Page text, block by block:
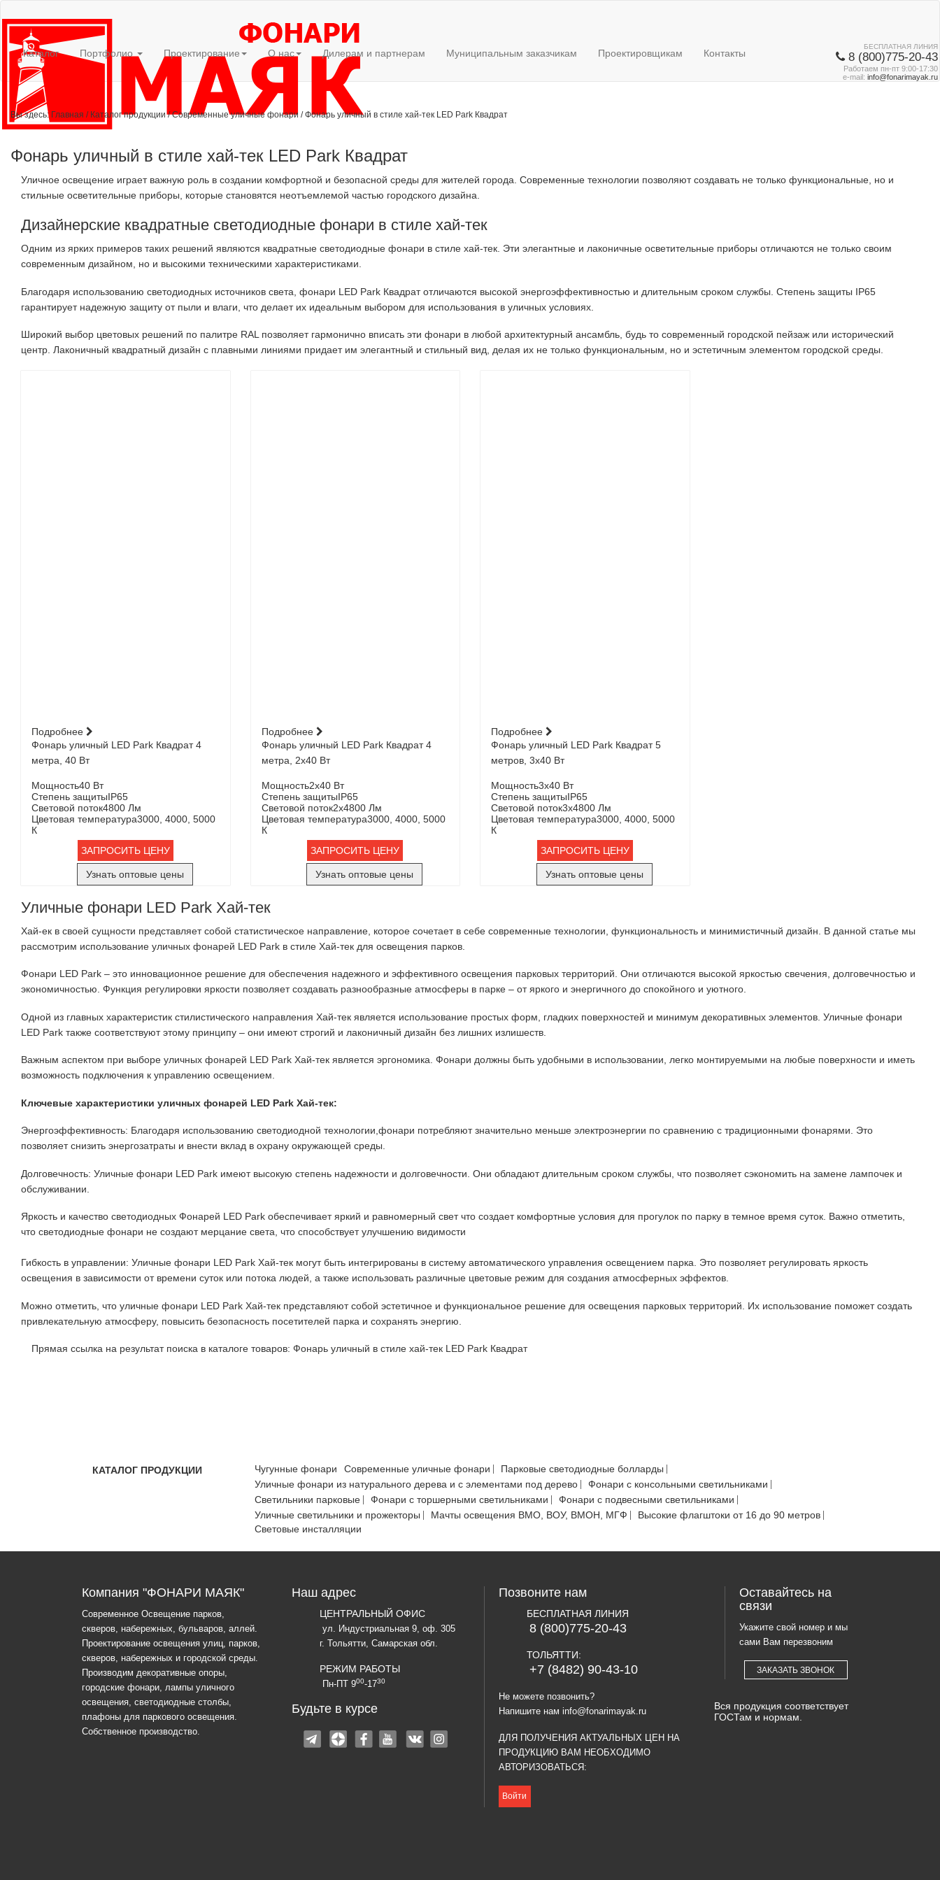
Каталог Портфолио Проектирование О нас Дилерам и партнерам Муниципальным заказчикам Проектировщикам Контакты
БЕСПЛАТНАЯ ЛИНИЯ
8 (800)775-20-43
Работаем пн-пт 9:00-17:30
e-mail: info@fonarimayak.ru
Вы здесь: Главная / Каталог продукции/Современные уличные фонари /Фонарь уличный в стиле хай-тек LED Park Квадрат
Фонарь уличный в стиле хай-тек LED Park Квадрат
Уличное освещение играет важную роль в создании комфортной и безопасной среды для жителей города. Современные технологии позволяют создавать не только функциональные, но и
стильные осветительные приборы, которые становятся неотъемлемой частью городского дизайна.
Дизайнерские квадратные светодиодные фонари в стиле хай-тек
Одним из ярких примеров таких решений являются квадратные светодиодные фонари в стиле хай-тек. Эти элегантные и лаконичные осветительные приборы отличаются не только своим
современным дизайном, но и высокими техническими характеристиками.
Благодаря использованию светодиодных источников света, фонари LED Park Квадрат отличаются высокой энергоэффективностью и длительным сроком службы. Степень защиты IP65
гарантирует надежную защиту от пыли и влаги, что делает их идеальным выбором для использования в уличных условиях.
Широкий выбор цветовых решений по палитре RAL позволяет гармонично вписать эти фонари в любой архитектурный ансамбль, будь то современный городской пейзаж или исторический
центр. Лаконичный квадратный дизайн с плавными линиями придает им элегантный и стильный вид, делая их не только функциональным, но и эстетичным элементом городской среды.
Подробнее
Фонарь уличный LED Park Квадрат 4
метра, 40 Вт
Мощность40 Вт
Степень защитыIP65
Световой поток4800 Лм
Цветовая температура3000, 4000, 5000
К
ЗАПРОСИТЬ ЦЕНУ
Узнать оптовые цены
Подробнее
Фонарь уличный LED Park Квадрат 4
метра, 2х40 Вт
Мощность2x40 Вт
Степень защитыIP65
Световой поток2х4800 Лм
Цветовая температура3000, 4000, 5000
К
ЗАПРОСИТЬ ЦЕНУ
Узнать оптовые цены
Подробнее
Фонарь уличный LED Park Квадрат 5
метров, 3х40 Вт
Мощность3x40 Вт
Степень защитыIP65
Световой поток3х4800 Лм
Цветовая температура3000, 4000, 5000
К
ЗАПРОСИТЬ ЦЕНУ
Узнать оптовые цены
Уличные фонари LED Park Хай-тек
Хай-ек в своей сущности представляет собой статистическое направление, которое сочетает в себе современные технологии, функциональность и минимистичный дизайн. В данной статье мы
рассмотрим использование уличных фонарей LED Park в стиле Хай-тек для освещения парков.
Фонари LED Park – это инновационное решение для обеспечения надежного и эффективного освещения парковых территорий. Они отличаются высокой яркостью свечения, долговечностью и
экономичностью. Функция регулировки яркости позволяет создавать разнообразные атмосферы в парке – от яркого и энергичного до спокойного и уютного.
Одной из главных характеристик стилистического направления Хай-тек является использование простых форм, гладких поверхностей и минимум декоративных элементов. Уличные фонари
LED Park также соответствуют этому принципу – они имеют строгий и лаконичный дизайн без лишних излишеств.
Важным аспектом при выборе уличных фонарей LED Park Хай-тек является эргономика. Фонари должны быть удобными в использовании, легко монтируемыми на любые поверхности и иметь
возможность подключения к управлению освещением.
Ключевые характеристики уличных фонарей LED Park Хай-тек:
Энергоэффективность: Благодаря использованию светодиодной технологии,фонари потребляют значительно меньше электроэнергии по сравнению с традиционными фонарями. Это
позволяет снизить энергозатраты и внести вклад в охрану окружающей среды.
Долговечность: Уличные фонари LED Park имеют высокую степень надежности и долговечности. Они обладают длительным сроком службы, что позволяет сэкономить на замене лампочек и
обслуживании.
Яркость и качество светодиодных Фонарей LED Park обеспечивает яркий и равномерный свет что создает комфортные условия для прогулок по парку в темное время суток. Важно отметить,
что светодиодные фонари не создают мерцание света, что способствует улучшению видимости
Гибкость в управлении: Уличные фонари LED Park Хай-тек могут быть интегрированы в систему автоматического управления освещением парка. Это позволяет регулировать яркость
освещения в зависимости от времени суток или потока людей, а также использовать различные цветовые режим для создания атмосферных эффектов.
Можно отметить, что уличные фонари LED Park Хай-тек представляют собой эстетичное и функциональное решение для освещения парковых территорий. Их использование поможет создать
привлекательную атмосферу, повысить безопасность посетителей парка и сохранять энергию.
Прямая ссылка на результат поиска в каталоге товаров: Фонарь уличный в стиле хай-тек LED Park Квадрат
КАТАЛОГ ПРОДУКЦИИ Чугунные фонари Современные уличные фонари
Парковые светодиодные болларды
Уличные фонари из натурального дерева и с элементами под дерево
Фонари с консольными светильниками
Светильники парковые
Фонари с торшерными светильниками
Фонари с подвесными светильниками
Уличные светильники и прожекторы
Мачты освещения ВМО, ВОУ, ВМОН, МГФ
Высокие флагштоки от 16 до 90 метров
Световые инсталляции
Компания "ФОНАРИ МАЯК"
Современное Освещение парков,
скверов, набережных, бульваров, аллей.
Проектирование освещения улиц, парков,
скверов, набережных и городской среды.
Производим декоративные опоры,
городские фонари, лампы уличного
освещения, светодиодные столбы,
плафоны для паркового освещения.
Собственное производство.
Наш адрес
ЦЕНТРАЛЬНЫЙ ОФИС
ул. Индустриальная 9, оф. 305
г. Тольятти, Самарская обл.
РЕЖИМ РАБОТЫ
Пн-ПТ 900-1730
Будьте в курсе
Позвоните нам
БЕСПЛАТНАЯ ЛИНИЯ
8 (800)775-20-43
ТОЛЬЯТТИ:
+7 (8482) 90-43-10
Не можете позвонить?
Напишите нам info@fonarimayak.ru
ДЛЯ ПОЛУЧЕНИЯ АКТУАЛЬНЫХ ЦЕН НА
ПРОДУКЦИЮ ВАМ НЕОБХОДИМО
АВТОРИЗОВАТЬСЯ:
Войти
Оставайтесь на
связи
Укажите свой номер и мы
сами Вам перезвоним
ЗАКАЗАТЬ ЗВОНОК
Вся продукция соответствует
ГОСТам и нормам.